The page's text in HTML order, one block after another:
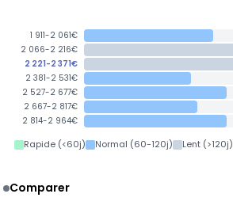
1 911-2 061€
2 066-2 216€
2 221-2 371€
2 381-2 531€
2 527-2 677€
2 667-2 817€
2 814-2 964€
Rapide (<60j) Normal (60-120j) Lent (>120j)
Comparer